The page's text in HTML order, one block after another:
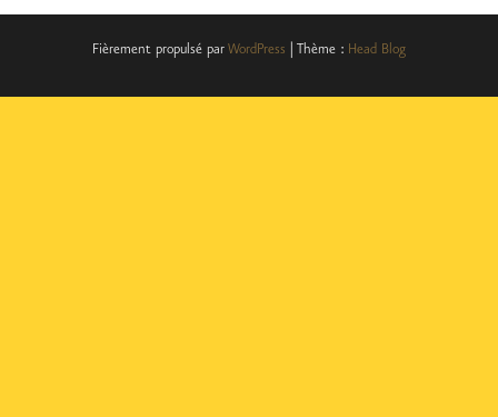
Fièrement propulsé par WordPress Thème : Head Blog